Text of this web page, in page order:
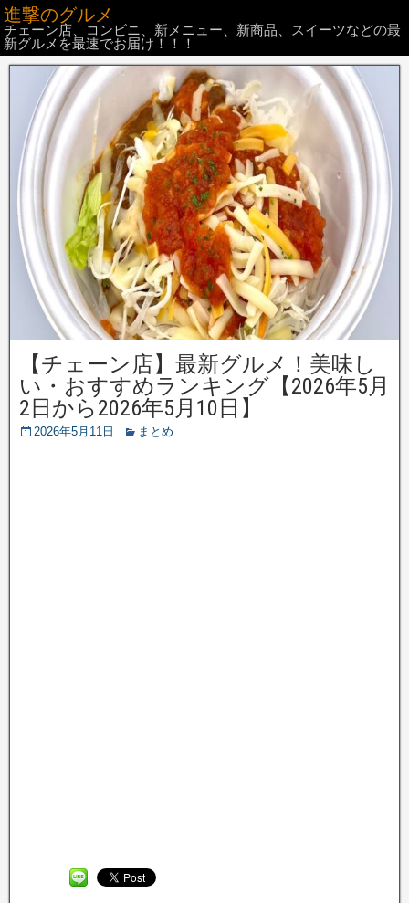
進撃のグルメ
チェーン店、コンビニ、新メニュー、新商品、スイーツなどの最
新グルメを最速でお届け！！！
【チェーン店】最新グルメ！美味し
い・おすすめランキング【2026年5月
2日から2026年5月10日】
2026年5月11日 まとめ